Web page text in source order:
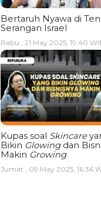
Bertaruh Nyawa di
Serangan Israel
Rabu , 21 May 2025, 19:40
Kupas soal Skincare
Bikin Glowingdan
Makin Growing
Jumat , 09 May 2025, 16:36